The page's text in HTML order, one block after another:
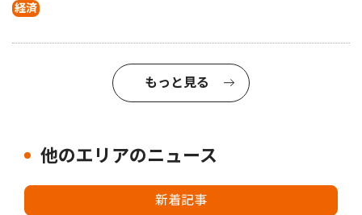
経済
もっと見る
他のエリアのニュース
新着記事